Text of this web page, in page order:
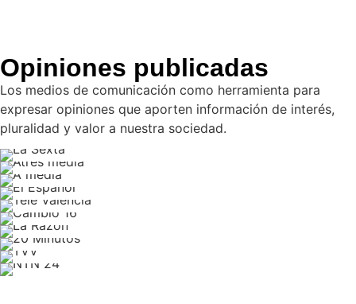
Opiniones publicadas
Los medios de comunicación como herramienta para
expresar opiniones que aporten información de interés,
pluralidad y valor a nuestra sociedad.